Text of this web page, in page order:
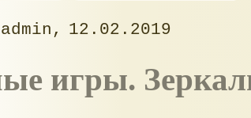
admin 12.02.2019
игры.